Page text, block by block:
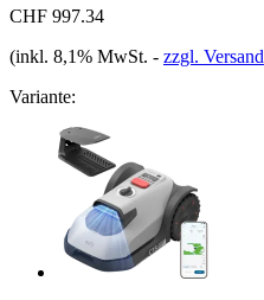
CHF 997.34
(inkl. 8,1% MwSt. - zzgl. Versand
Variante: